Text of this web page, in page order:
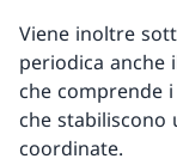
Viene inoltre
periodica anche
che comprende
che stabiliscono
coordinate.